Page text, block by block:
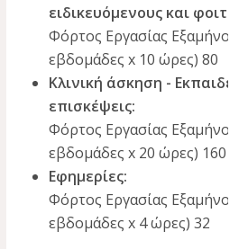
ειδικευόμενους και
Φόρτος Εργασίας Εξαμήνου
εβδομάδες x 10 ώρες) 80
Κλινική άσκηση -
επισκέψεις:
Φόρτος Εργασίας Εξαμήνου
εβδομάδες x 20 ώρες) 160
Εφημερίες:
Φόρτος Εργασίας Εξαμήνου
εβδομάδες x 4 ώρες) 32